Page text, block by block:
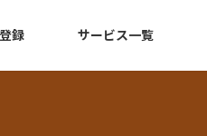
録 サービス一覧